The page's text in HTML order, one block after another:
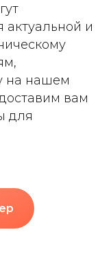
актуальной и
на нашем
вам
для